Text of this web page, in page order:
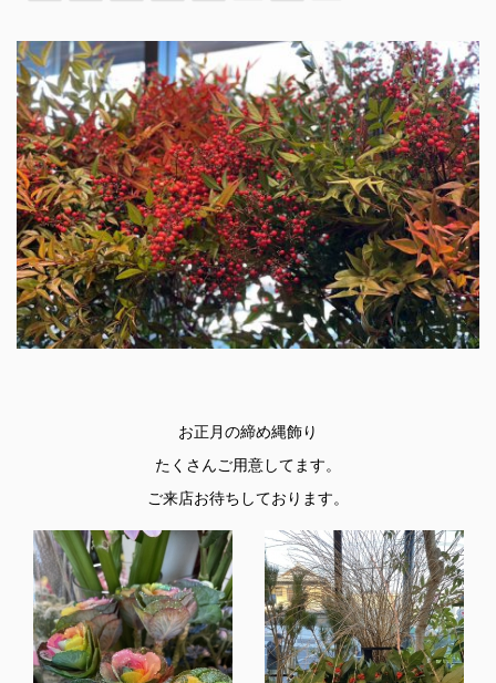
お正月の締め縄飾り
たくさんご用意してます。
ご来店お待ちしております。